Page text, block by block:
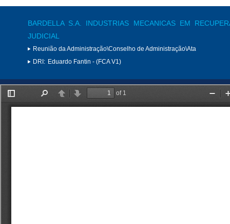
BARDELLA S.A. INDUSTRIAS MECANICAS EM
JUDICIAL
Reunião da Administração\Conselho de Administração\Ata
DRI: Eduardo Fantin - (FCA V1)